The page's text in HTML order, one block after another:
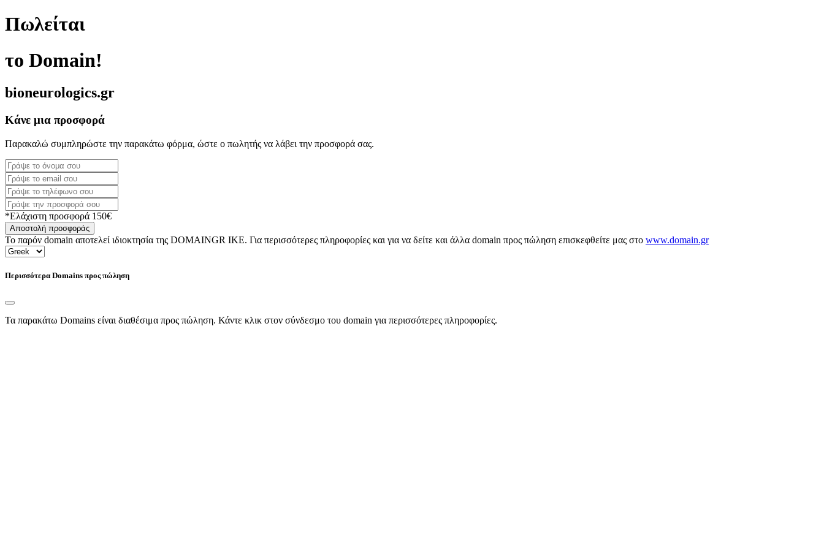
Πωλείται
το Domain!
bioneurologics.gr
Κάνε μια προσφορά
Παρακαλώ συμπληρώστε την παρακάτω φόρμα, ώστε ο πωλητής να λάβει την προσφορά σας.
*Ελάχιστη προσφορά 150€
Αποστολή προσφοράς
Το παρόν domain αποτελεί ιδιοκτησία της DOMAINGR ΙΚΕ. Για περισσότερες πληροφορίες και για να δείτε και άλλα domain προς πώληση επισκεφθείτε μας στο www.domain.gr
Περισσότερα Domains προς πώληση
Τα παρακάτω Domains είναι διαθέσιμα προς πώληση. Κάντε κλικ στον σύνδεσμο του domain για περισσότερες πληροφορίες.